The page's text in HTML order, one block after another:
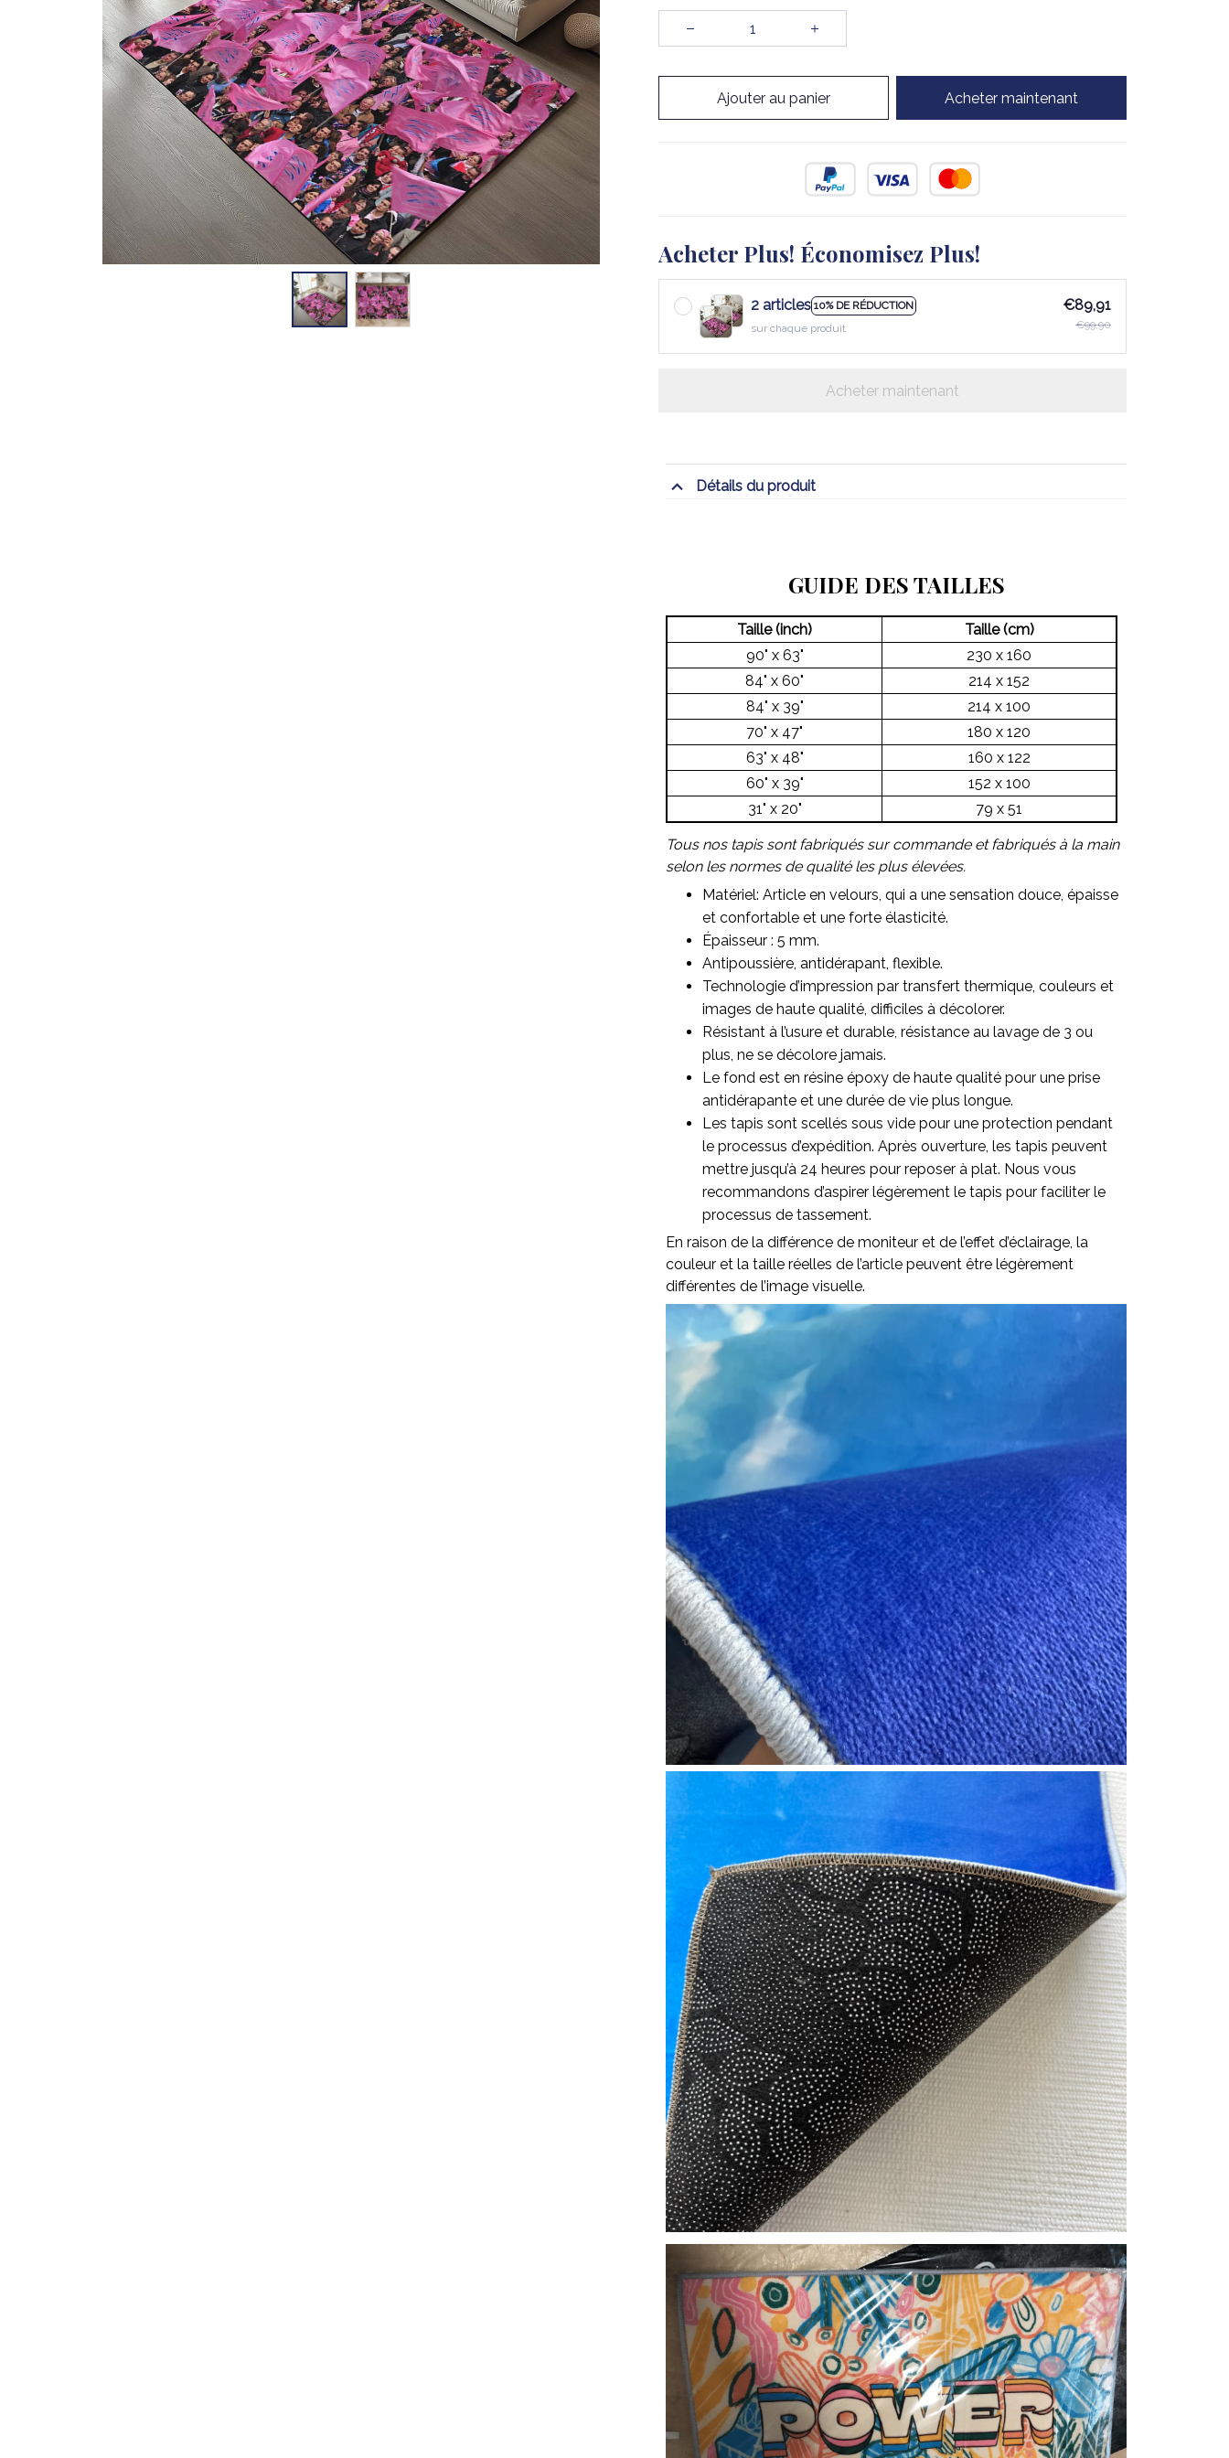
Ajouter au panier Acheter maintenant
Acheter Plus! Économisez Plus!
2 articles 10% DE RÉDUCTION
sur chaque produit
€89,91
€99,90
Acheter maintenant
Détails du produit
GUIDE DES TAILLES
Taille (inch)
Taille (cm)
90" x 63"
230 x 160
84" x 60"
214 x 152
84" x 39"
214 x 100
70" x 47"
180 x 120
63" x 48"
160 x 122
60" x 39"
152 x 100
31" x 20"
79 x 51
Tous nos tapis sont fabriqués sur commande et fabriqués à la main
selon les normes de qualité les plus élevées.
Matériel: Article en velours, qui a une sensation douce, épaisse
et confortable et une forte élasticité.
Épaisseur : 5 mm.
Antipoussière, antidérapant, flexible.
Technologie d’impression par transfert thermique, couleurs et
images de haute qualité, difficiles à décolorer.
Résistant à l’usure et durable, résistance au lavage de 3 ou
plus, ne se décolore jamais.
Le fond est en résine époxy de haute qualité pour une prise
antidérapante et une durée de vie plus longue.
Les tapis sont scellés sous vide pour une protection pendant
le processus d’expédition. Après ouverture, les tapis peuvent
mettre jusqu’à 24 heures pour reposer à plat. Nous vous
recommandons d’aspirer légèrement le tapis pour faciliter le
processus de tassement.
En raison de la différence de moniteur et de l’effet d’éclairage, la
couleur et la taille réelles de l’article peuvent être légèrement
différentes de l’image visuelle.